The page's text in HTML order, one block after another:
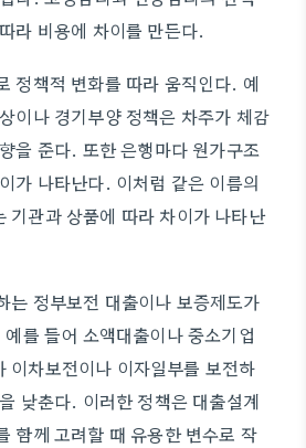
라 비용에 차이를 만든다.
정책적 변화를 따라 움직인다. 예
이나 경기부양 정책은 차주가 체감
을 준다. 또한 은행마다 원가구조
가 나타난다. 이처럼 같은 이름의
기관과 상품에 따라 차이가 나타난
는 정부보전 대출이나 보증제도가
를 들어 소액대출이나 중소기업
이차보전이나 이자일부를 보전하
낮춘다. 이러한 정책은 대출설계
함께 고려할 때 유용한 변수로 작